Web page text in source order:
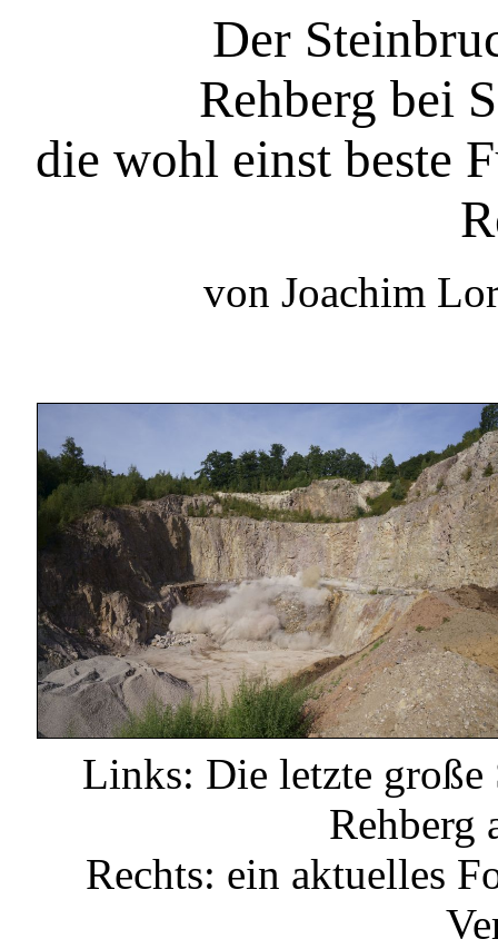
Der
Rehberg bei
die wohl einst beste
von Joachim
Links: Die letzte große
Rehberg
Rechts: ein aktuelles